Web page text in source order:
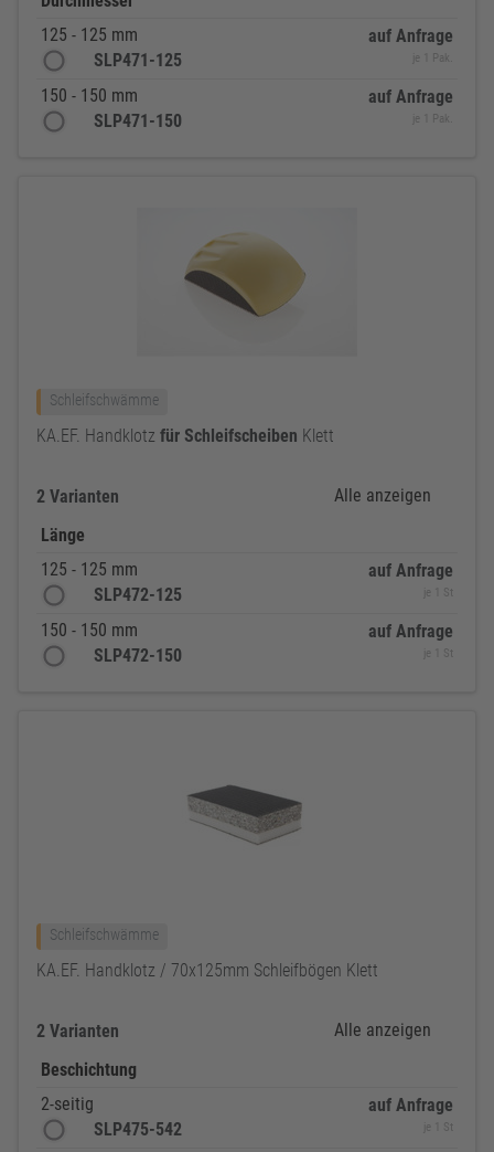
125 - 125 mm
SLP471-125
auf Anfrage
je 1 Pak.
150 - 150 mm
SLP471-150
auf Anfrage
je 1 Pak.
Schleifschwämme
KA.EF. Handklotz für Schleifscheiben Klett
2 Varianten
Alle anzeigen
Länge
125 - 125 mm
SLP472-125
auf Anfrage
je 1 St
150 - 150 mm
SLP472-150
auf Anfrage
je 1 St
Schleifschwämme
KA.EF. Handklotz / 70x125mm Schleifbögen Klett
2 Varianten
Alle anzeigen
Beschichtung
2-seitig
SLP475-542
auf Anfrage
je 1 St